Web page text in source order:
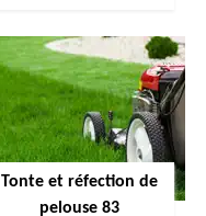
Tonte et réfection de
pelouse 83